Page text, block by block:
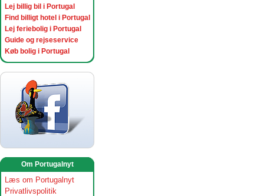
Lej billig bil i Portugal
Find billigt hotel i Portugal
Lej feriebolig i Portugal
Guide og rejseservice
Køb bolig i Portugal
Om Portugalnyt
Læs om Portugalnyt
Privatlivspolitik